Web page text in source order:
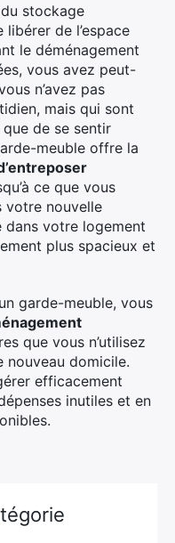
stockage
de l’espace
le déménagement
vous avez peut-
n’avez pas
mais qui sont
de se sentir
meuble offre la
ce que vous
votre nouvelle
dans votre logement
plus spacieux et
garde-meuble, vous
que vous n’utilisez
nouveau domicile.
efficacement
inutiles et en